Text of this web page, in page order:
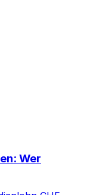
Wer